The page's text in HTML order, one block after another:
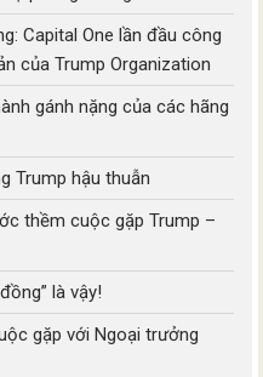
Capital One lần đầu công
của Trump Organization
gánh nặng của các hãng
Trump hậu thuẫn
thềm cuộc gặp Trump –
là vậy!
gặp với Ngoại trưởng